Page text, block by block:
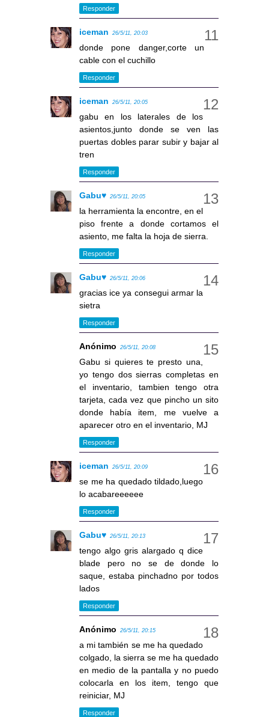
Responder
iceman 26/5/11, 20:03
donde pone danger,corte un
cable con el cuchillo
Responder
iceman 26/5/11, 20:05
gabu en los laterales de los
asientos,junto donde se ven las
puertas dobles parar subir y bajar al
tren
Responder
Gabu♥ 26/5/11, 20:05
la herramienta la encontre, en el
piso frente a donde cortamos el
asiento, me falta la hoja de sierra.
Responder
Gabu♥ 26/5/11, 20:06
gracias ice ya consegui armar la
sietra
Responder
Anónimo 26/5/11, 20:08
Gabu si quieres te presto una,
yo tengo dos sierras completas en
el inventario, tambien tengo otra
tarjeta, cada vez que pincho un sito
donde había item, me vuelve a
aparecer otro en el inventario, MJ
Responder
iceman 26/5/11, 20:09
se me ha quedado tildado,luego
lo acabareeeeee
Responder
Gabu♥ 26/5/11, 20:13
tengo algo gris alargado q dice
blade pero no se de donde lo
saque, estaba pinchadno por todos
lados
Responder
Anónimo 26/5/11, 20:15
a mi también se me ha quedado
colgado, la sierra se me ha quedado
en medio de la pantalla y no puedo
colocarla en los item, tengo que
reiniciar, MJ
Responder